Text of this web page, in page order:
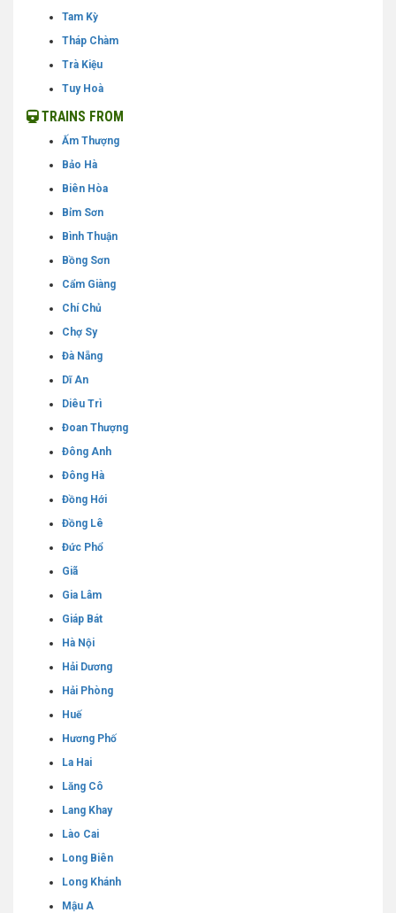
Tam Kỳ
Tháp Chàm
Trà Kiệu
Tuy Hoà
TRAINS FROM
Ấm Thượng
Bảo Hà
Biên Hòa
Bỉm Sơn
Bình Thuận
Bồng Sơn
Cẩm Giàng
Chí Chủ
Chợ Sy
Đà Nẵng
Dĩ An
Diêu Trì
Đoan Thượng
Đông Anh
Đông Hà
Đồng Hới
Đồng Lê
Đức Phổ
Giã
Gia Lâm
Giáp Bát
Hà Nội
Hải Dương
Hải Phòng
Huế
Hương Phố
La Hai
Lăng Cô
Lang Khay
Lào Cai
Long Biên
Long Khánh
Mậu A